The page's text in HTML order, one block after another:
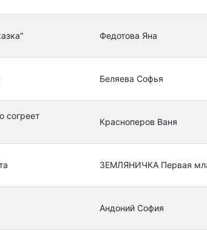
Федотова Яна
Беляева Софья
согреет
Красноперов Ваня
ЗЕМЛЯНИЧКА Первая
Андоний София